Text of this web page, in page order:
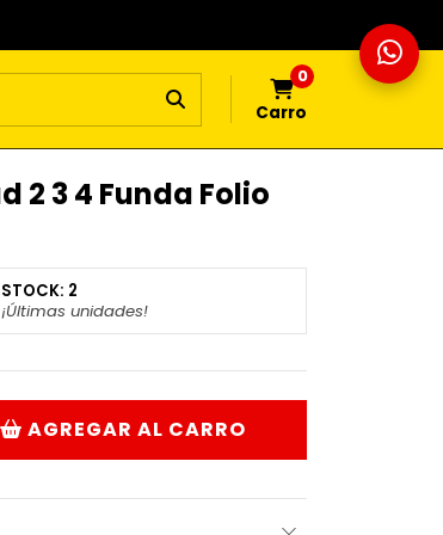
0
Carro
2 3 4 Funda Folio
STOCK: 2
¡Últimas unidades!
AGREGAR AL CARRO